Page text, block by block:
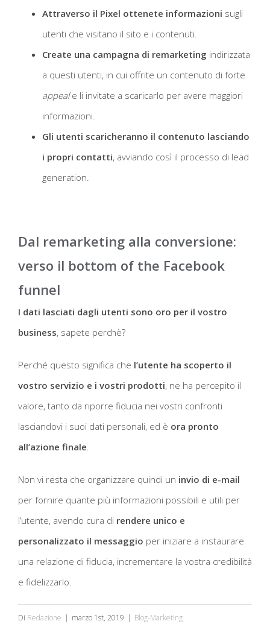
Attraverso il Pixel ottenete informazioni sugli
utenti che visitano il sito e i contenuti.
Create una campagna di remarketing indirizzata
a questi utenti, in cui offrite un contenuto di forte
appeale li invitate a scaricarlo per avere maggiori
informazioni.
Gli utenti scaricheranno il contenuto lasciando
i propri contatti, avviando così il processo di lead
generation.
Dal remarketing alla conversione:
verso il bottom of the Facebook
funnel
I dati lasciati dagli utenti sono oro per il vostro
business, sapete perchè?
Perché questo significa che l’utente ha scoperto il
vostro servizio e i vostri prodotti, ne ha percepito il
valore, tanto da riporre fiducia nei vostri confronti
lasciandovi i suoi dati personali, ed è ora pronto
all’azione finale.
Non vi resta che organizzare quindi un invio di e-mail
per fornire quante più informazioni possibili e utili per
l’utente, avendo cura di rendere unico e
personalizzato il messaggio per iniziare a instaurare
una relazione di fiducia, incrementare la vostra credibilità
e fidelizzarlo.
Di Redazione | marzo 1st, 2019 | Blog-Marketing